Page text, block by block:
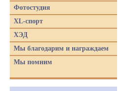
Фотостудия
XL-спорт
ХЭД
Мы благодарим и награждаем
Мы помним